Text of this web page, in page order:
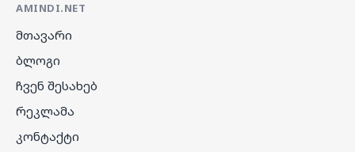
AMINDI.NET
მთავარი
ბლოგი
ჩვენ შესახებ
რეკლამა
კონტაქტი